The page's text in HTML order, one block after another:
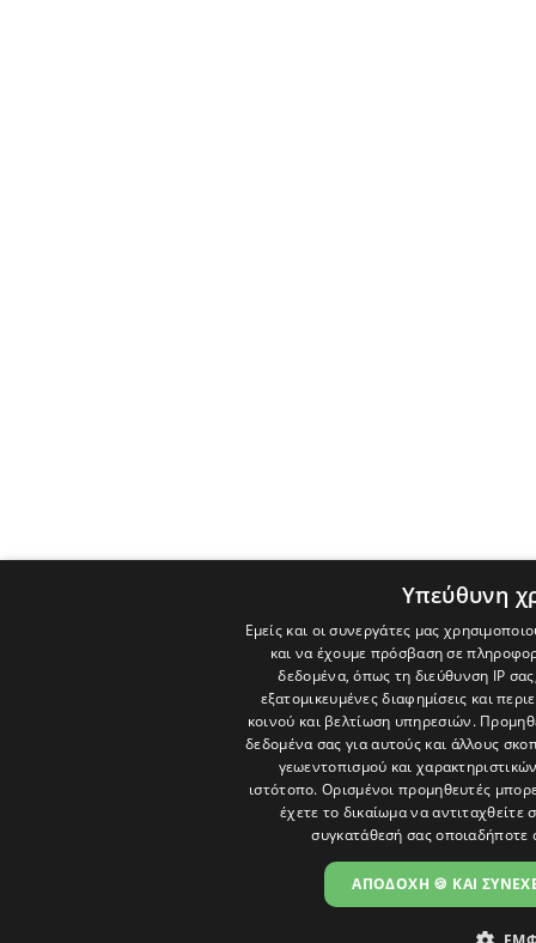
Υπεύθυνη
Εμείς και οι συνεργάτες μας
και να έχουμε πρόσβαση σε
δεδομένα, όπως τη διεύθυνση IP
εξατομικευμένες διαφημίσεις και
κοινού και βελτίωση υπηρεσιών.
δεδομένα σας για αυτούς και άλλους
γεωεντοπισμού και
ιστότοπο. Ορισμένοι προμηθευτές
έχετε το δικαίωμα να αντιταχθείτε
συγκατάθεσή σας οποιαδήποτε
ΑΠΟΔΟΧΗ 🍪 ΚΑΙ